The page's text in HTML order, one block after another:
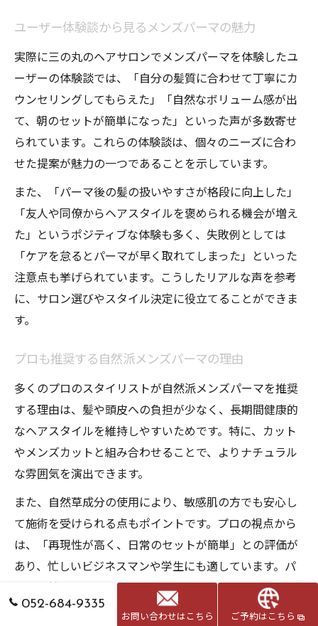
ユーザー体験談から見るメンズパーマの魅力
実際に三の丸のヘアサロンでメンズパーマを体験したユ
ーザーの体験談では、「自分の髪質に合わせて丁寧にカ
ウンセリングしてもらえた」「自然なボリューム感が出
て、朝のセットが簡単になった」といった声が多数寄せ
られています。これらの体験談は、個々のニーズに合わ
せた提案が魅力の一つであることを示しています。
また、「パーマ後の髪の扱いやすさが格段に向上した」
「友人や同僚からヘアスタイルを褒められる機会が増え
た」というポジティブな体験も多く、失敗例としては
「ケアを怠るとパーマが早く取れてしまった」といった
注意点も挙げられています。こうしたリアルな声を参考
に、サロン選びやスタイル決定に役立てることができま
す。
プロも推奨する自然派メンズパーマの理由
多くのプロのスタイリストが自然派メンズパーマを推奨
する理由は、髪や頭皮への負担が少なく、長期間健康的
なヘアスタイルを維持しやすいためです。特に、カット
やメンズカットと組み合わせることで、よりナチュラル
な雰囲気を演出できます。
また、自然草成分の使用により、敏感肌の方でも安心し
て施術を受けられる点もポイントです。プロの視点から
は、「再現性が高く、日常のセットが簡単」との評価が
あり、忙しいビジネスマンや学生にも適しています。パ
ーマの持ちやすさやダメージケアのしやすさも、プロが
自然派を勧める大きな理由です。
052-684-9335
お問い合わせはこちら ご予約はこちら